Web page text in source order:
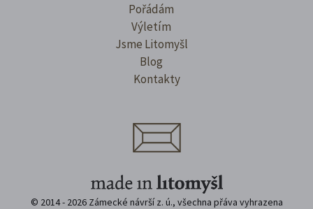
Pořádám
Výletím
Jsme Litomyšl
Blog
Kontakty
© 2014 - 2026 Zámecké návrší z. ú., všechna přáva vyhrazena